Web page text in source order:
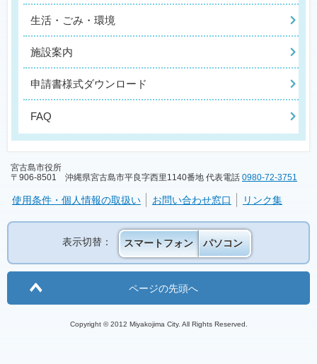
生活・ごみ・環境
施設案内
申請書様式ダウンロード
FAQ
宮古島市役所
〒906-8501 沖縄県宮古島市平良字西里1140番地 代表電話 0980-72-3751
使用条件・個人情報の取扱い お問い合わせ窓口 リンク集
表示切替： スマートフォン パソコン
ページの先頭へ
Copyright © 2012 Miyakojima City. All Rights Reserved.